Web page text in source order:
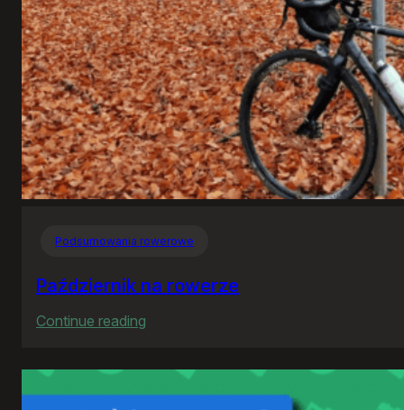
Podsumowania rowerowe
Październik na rowerze
Continue reading
na
rowerze